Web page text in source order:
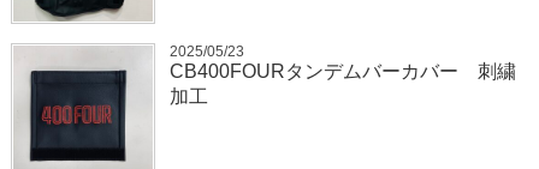
2025/05/23
CB400FOURタンデムバーカバー 刺繍
加工